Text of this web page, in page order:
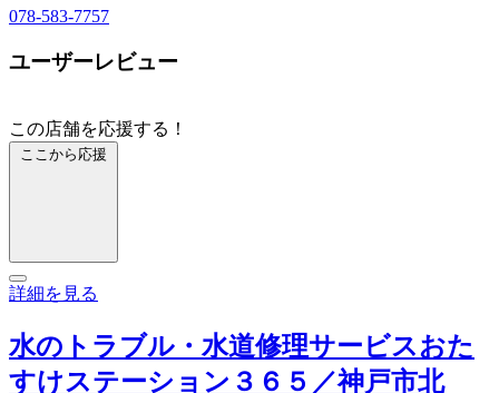
078-583-7757
ユーザーレビュー
この店舗を応援する！
ここから応援
詳細を見る
水のトラブル・水道修理サービスおた
すけステーション３６５／神戸市北